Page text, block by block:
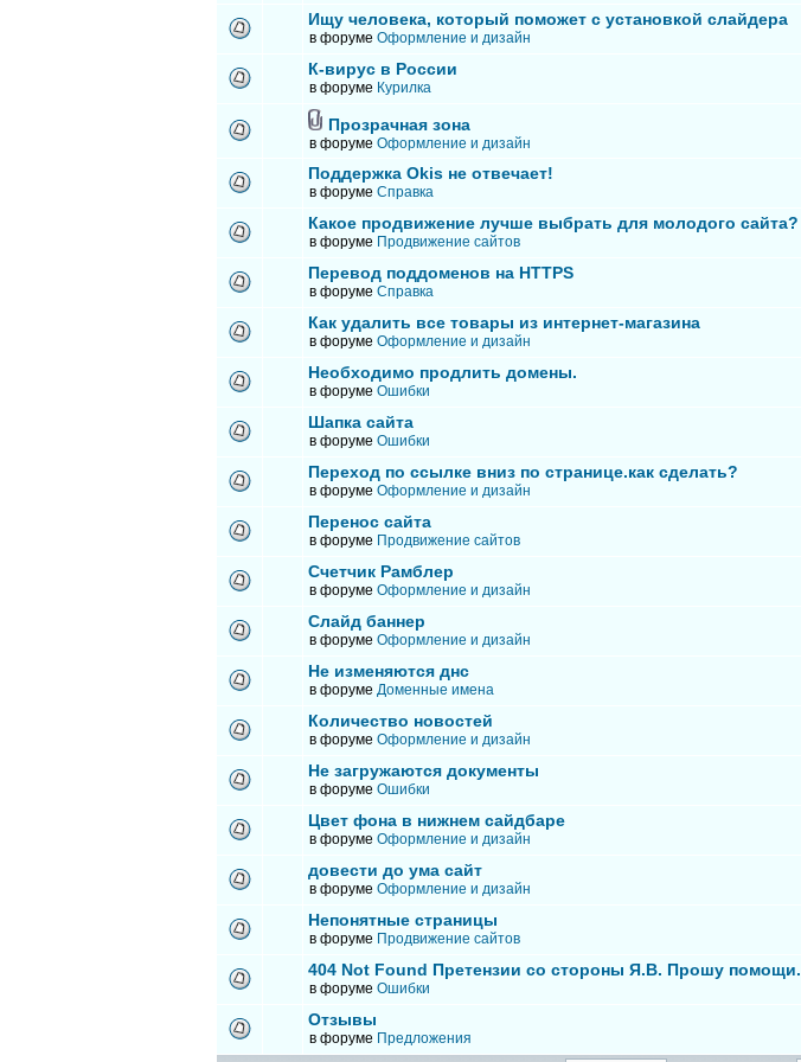
Ищу человека, который поможет с установкой слайдера
в форуме Оформление и дизайн
К-вирус в России
в форуме Курилка
Прозрачная зона
в форуме Оформление и дизайн
Поддержка Okis не отвечает!
в форуме Справка
Какое продвижение лучше выбрать для молодого сайта?
в форуме Продвижение сайтов
Перевод поддоменов на HTTPS
в форуме Справка
Как удалить все товары из интернет-магазина
в форуме Оформление и дизайн
Необходимо продлить домены.
в форуме Ошибки
Шапка сайта
в форуме Ошибки
Переход по ссылке вниз по странице.как сделать?
в форуме Оформление и дизайн
Перенос сайта
в форуме Продвижение сайтов
Счетчик Рамблер
в форуме Оформление и дизайн
Слайд баннер
в форуме Оформление и дизайн
Не изменяются днс
в форуме Доменные имена
Количество новостей
в форуме Оформление и дизайн
Не загружаются документы
в форуме Ошибки
Цвет фона в нижнем сайдбаре
в форуме Оформление и дизайн
довести до ума сайт
в форуме Оформление и дизайн
Непонятные страницы
в форуме Продвижение сайтов
404 Not Found Претензии со стороны Я.В. Прошу помощи.
в форуме Ошибки
Отзывы
в форуме Предложения